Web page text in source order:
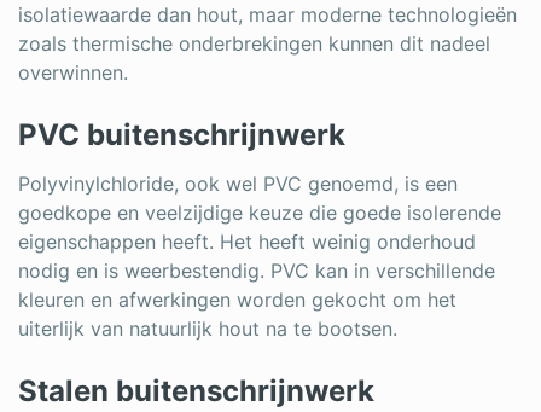
isolatiewaarde dan hout, maar moderne technologieën
zoals thermische onderbrekingen kunnen dit nadeel
overwinnen.
PVC buitenschrijnwerk
Polyvinylchloride, ook wel PVC genoemd, is een
goedkope en veelzijdige keuze die goede isolerende
eigenschappen heeft. Het heeft weinig onderhoud
nodig en is weerbestendig. PVC kan in verschillende
kleuren en afwerkingen worden gekocht om het
uiterlijk van natuurlijk hout na te bootsen.
Stalen buitenschrijnwerk